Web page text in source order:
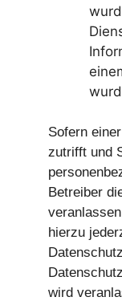
Sofern
zutrifft und
Betreiber
hierzu
wird